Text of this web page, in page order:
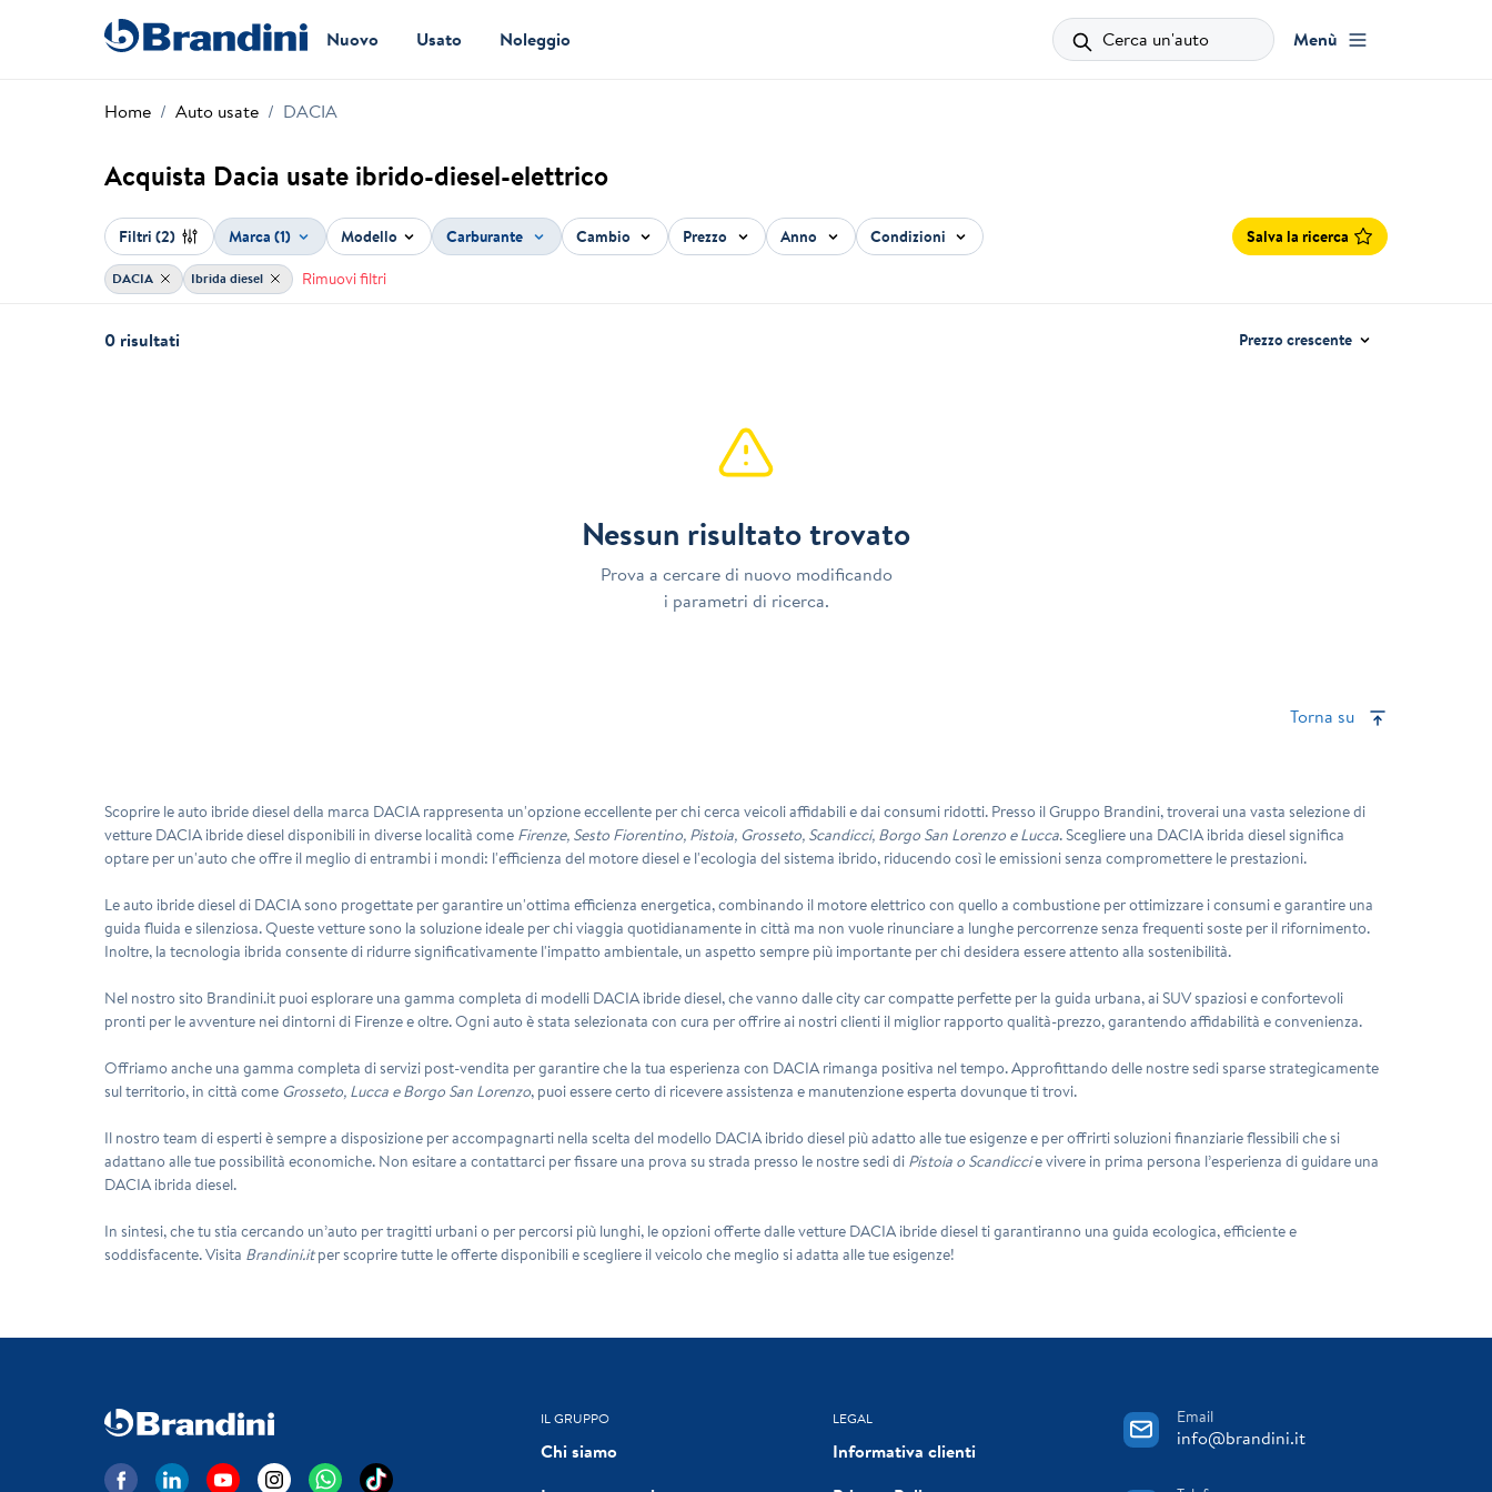
Nuovo Usato Noleggio Cerca un'auto Menù
Home Auto usate DACIA
Acquista Dacia usate ibrido-diesel-elettrico
Filtri(2) Marca (1) Modello Carburante Cambio Prezzo Anno Condizioni Salva la ricerca
DACIA Ibrida diesel Rimuovi filtri
0 risultati Prezzo crescente
Nessun risultato trovato
Prova a cercare di nuovo modificando
i parametri di ricerca.
Torna su
Scoprire leauto ibride diesel della marca DACIA rappresenta un'opzione eccellente per chi cerca veicoli affidabili e dai consumi ridotti. Presso il Gruppo Brandini, troverai una vasta selezione di
vetture DACIA ibride diesel disponibili in diverse località come Firenze, Sesto Fiorentino, Pistoia, Grosseto, Scandicci, Borgo San Lorenzo e Lucca. Scegliere una DACIA ibrida diesel significa
optare per un'auto che offre il meglio di entrambi i mondi: l'efficienza del motore diesel e l'ecologia del sistema ibrido, riducendo così le emissioni senza compromettere le prestazioni.
Le auto ibride diesel di DACIA sono progettate per garantire un'ottimaefficienza energetica, combinando il motore elettrico con quello a combustione per ottimizzare i consumi e garantire una
guida fluida e silenziosa. Queste vetture sono la soluzione ideale per chi viaggia quotidianamente in città ma non vuole rinunciare a lunghe percorrenze senza frequenti soste per il rifornimento.
Inoltre, la tecnologia ibrida consente di ridurre significativamente l'impatto ambientale, un aspetto sempre più importante per chi desidera essere attento alla sostenibilità.
Nel nostro sito Brandini.it puoi esplorare una gamma completa di modelli DACIA ibride diesel, che vanno dalle city car compatte perfette per la guida urbana, ai SUV spaziosi e confortevoli
pronti per le avventure nei dintorni di Firenze e oltre. Ogni auto è stata selezionata con cura per offrire ai nostri clienti il miglior rapporto qualità-prezzo, garantendo affidabilità e convenienza.
Offriamo anche una gamma completa di servizi post-vendita per garantire che la tua esperienza con DACIA rimanga positiva nel tempo. Approfittando delle nostre sedi sparse strategicamente
sul territorio, in città come Grosseto, Lucca e Borgo San Lorenzo, puoi essere certo di ricevere assistenza e manutenzione esperta dovunque ti trovi.
Il nostro team di esperti è sempre a disposizione per accompagnarti nella scelta del modello DACIA ibrido diesel più adatto alle tue esigenze e per offrirti soluzioni finanziarie flessibili che si
adattano alle tue possibilità economiche. Non esitare a contattarci per fissare una prova su strada presso le nostre sedi di Pistoia o Scandiccie vivere in prima persona l’esperienza di guidare una
DACIA ibrida diesel.
In sintesi, che tu stia cercando un’auto per tragitti urbani o per percorsi più lunghi, le opzioni offerte dalle vetture DACIA ibride diesel ti garantiranno una guida ecologica, efficiente e
soddisfacente. Visita Brandini.itper scoprire tutte le offerte disponibili e scegliere il veicolo che meglio si adatta alle tue esigenze!
IL GRUPPO
Chi siamo
LEGAL
Informativa clienti
Email
info@brandini.it